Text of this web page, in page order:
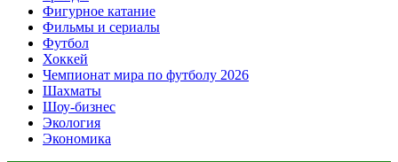
Фигурное катание
Фильмы и сериалы
Футбол
Хоккей
Чемпионат мира по футболу 2026
Шахматы
Шоу-бизнес
Экология
Экономика